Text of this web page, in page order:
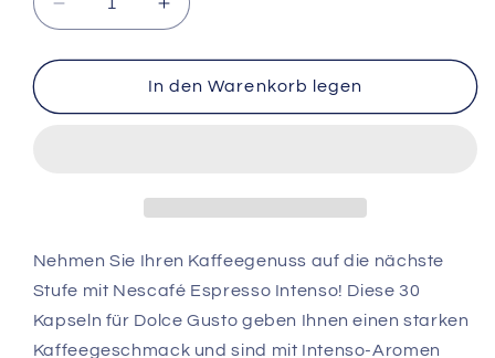
Verringere
die
Menge
Nescafé
Dolce
Gusto
Erhöhe
die
Menge
für
Nescafé
Dolce
Gusto
In den Warenkorb legen
Nehmen Sie Ihren Kaffeegenuss auf die nächste
Stufe mit Nescafé Espresso Intenso! Diese 30
Kapseln für Dolce Gusto geben Ihnen einen starken
Kaffeegeschmack und sind mit Intenso-Aromen